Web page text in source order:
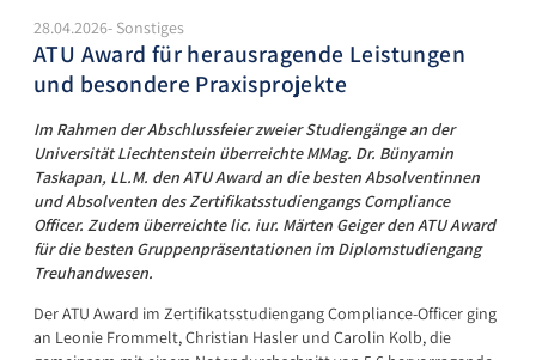
28.04.2026- Sonstiges
ATU Award für herausragende Leistungen
und besondere Praxisprojekte
Im Rahmen der Abschlussfeier zweier Studiengänge an der
Universität Liechtenstein überreichte MMag. Dr. Bünyamin
Taskapan, LL.M. den ATU Award an die besten Absolventinnen
und Absolventen des Zertifikatsstudiengangs Compliance
Officer. Zudem überreichte lic. iur. Märten Geiger den ATU Award
für die besten Gruppenpräsentationen im Diplomstudiengang
Treuhandwesen.
Der ATU Award im Zertifikatsstudiengang Compliance-Officer ging
an Leonie Frommelt, Christian Hasler und Carolin Kolb, die